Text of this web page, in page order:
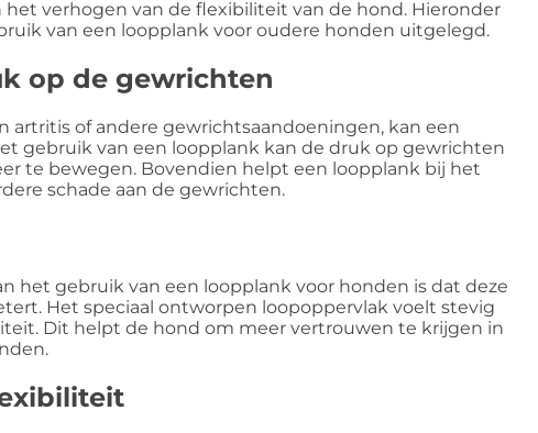
verhogen van de flexibiliteit van de hond. Hieronder
van een loopplank voor oudere honden uitgelegd.
op de gewrichten
artritis of andere gewrichtsaandoeningen, kan een
gebruik van een loopplank kan de druk op gewrichten
te bewegen. Bovendien helpt een loopplank bij het
schade aan de gewrichten.
het gebruik van een loopplank voor honden is dat deze
Het speciaal ontworpen loopoppervlak voelt stevig
Dit helpt de hond om meer vertrouwen te krijgen in